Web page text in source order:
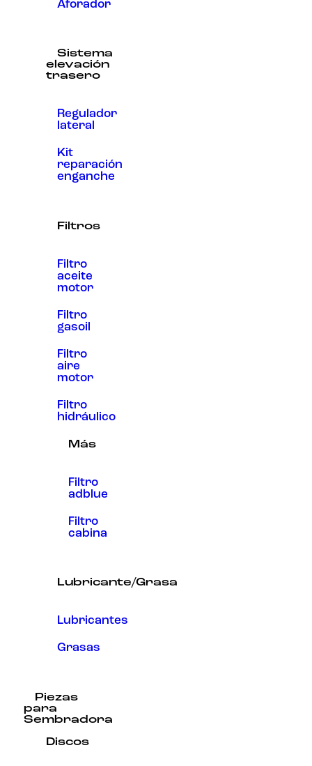
Aforador
Sistema
elevación
trasero
Regulador
lateral
Kit
reparación
enganche
Filtros
Filtro
aceite
motor
Filtro
gasoil
Filtro
aire
motor
Filtro
hidráulico
Más
Filtro
adblue
Filtro
cabina
Lubricante/Grasa
Lubricantes
Grasas
Piezas
para
Sembradora
Discos